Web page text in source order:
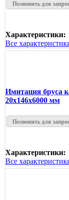
Позвонить для
Характеристики:
Все
Имитация бруса
20х146х6000 мм
Позвонить для
Характеристики:
Все